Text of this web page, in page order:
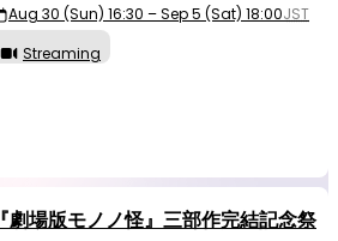
Aug 30 (Sun) 16:30 – Sep 5 (Sat) 18:00JST
Streaming
『劇場版モノノ怪』三部作完結記念祭